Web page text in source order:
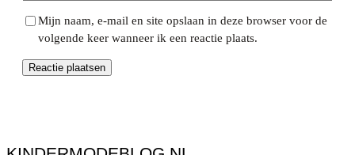
Mijn naam, e-mail en site opslaan in deze browser voor de
volgende keer wanneer ik een reactie plaats.